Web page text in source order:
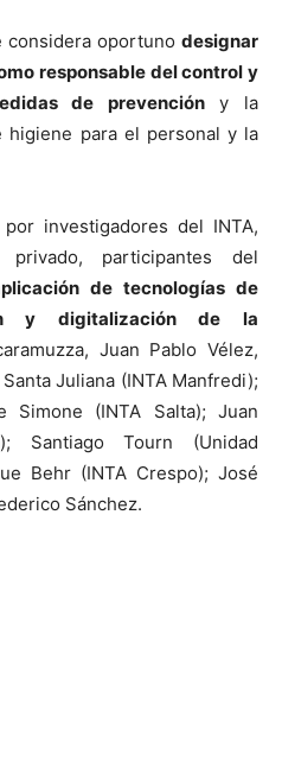
considera oportuno designar
responsable del control y
de prevencióny la
higiene para el personal y la
investigadores del INTA,
participantes del
de tecnologías de
y digitalización de la
Juan Pablo Vélez,
Juliana (INTA Manfredi);
(INTA Salta); Juan
Santiago Tourn (Unidad
Behr (INTA Crespo); José
Sánchez.